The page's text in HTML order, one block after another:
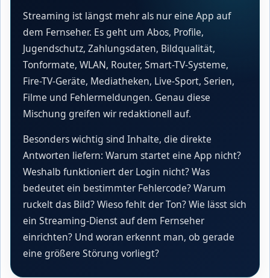
Streaming ist längst mehr als nur eine App auf
dem Fernseher. Es geht um Abos, Profile,
Jugendschutz, Zahlungsdaten, Bildqualität,
Tonformate, WLAN, Router, Smart-TV-Systeme,
Fire-TV-Geräte, Mediatheken, Live-Sport, Serien,
Filme und Fehlermeldungen. Genau diese
Mischung greifen wir redaktionell auf.
Besonders wichtig sind Inhalte, die direkte
Antworten liefern: Warum startet eine App nicht?
Weshalb funktioniert der Login nicht? Was
bedeutet ein bestimmter Fehlercode? Warum
ruckelt das Bild? Wieso fehlt der Ton? Wie lässt sich
ein Streaming-Dienst auf dem Fernseher
einrichten? Und woran erkennt man, ob gerade
eine größere Störung vorliegt?